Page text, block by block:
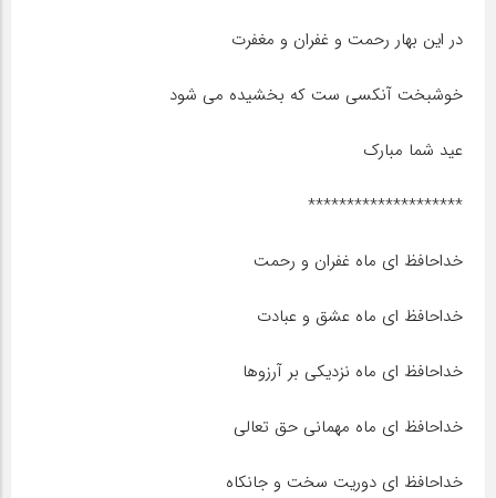
در این بهار رحمت و غفران و مغفرت
خوشبخت آنکسی ست که بخشیده می شود
عید شما مبارک
********************
خداحافظ ای ماه غفران و رحمت
خداحافظ ای ماه عشق و عبادت
خداحافظ ای ماه نزدیکی بر آرزوها
خداحافظ ای ماه مهمانی حق تعالی
خداحافظ ای دوریت سخت و جانکاه